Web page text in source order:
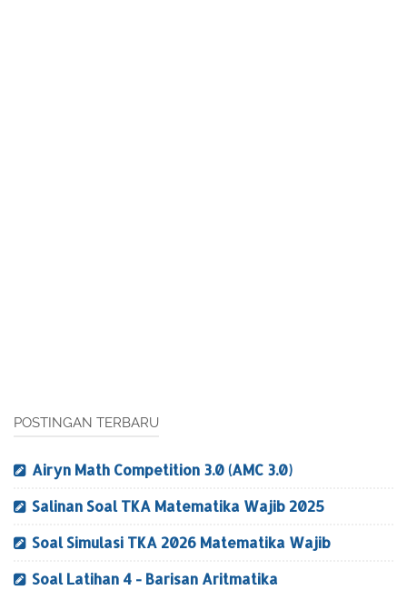
POSTINGAN TERBARU
Airyn Math Competition 3.0 (AMC 3.0)
Salinan Soal TKA Matematika Wajib 2025
Soal Simulasi TKA 2026 Matematika Wajib
Soal Latihan 4 - Barisan Aritmatika